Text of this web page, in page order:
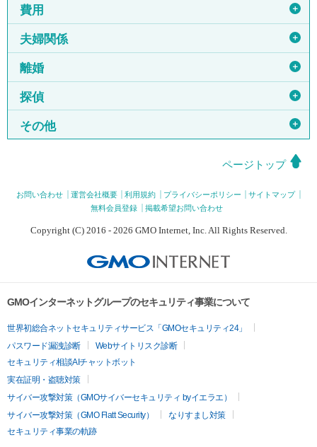
費用 ＋
夫婦関係 ＋
離婚 ＋
探偵 ＋
その他 ＋
ページトップ
お問い合わせ 運営会社概要 利用規約 プライバシーポリシー
サイトマップ
無料会員登録
掲載希望お問い合わせ
Copyright (C) 2016 - 2026 GMO Internet, Inc. All Rights Reserved.
GMOインターネットグループのセキュリティ事業について
世界初総合ネットセキュリティサービス「GMOセキュリティ24」
パスワード漏洩診断
Webサイトリスク診断
セキュリティ相談AIチャットボット
実在証明・盗聴対策
サイバー攻撃対策（GMOサイバーセキュリティ byイエラエ）
サイバー攻撃対策（GMO Flatt Security）
なりすまし対策
セキュリティ事業の軌跡